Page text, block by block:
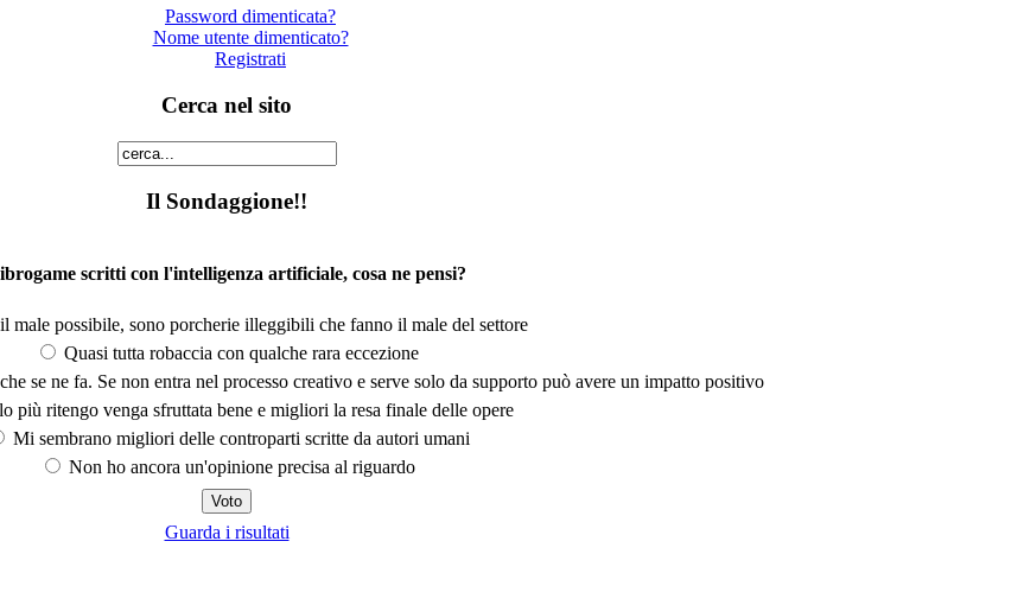
Password dimenticata?
Nome utente dimenticato?
Registrati
Cerca nel sito
Il Sondaggione!!
scritti con l'intelligenza artificiale, cosa ne pensi?
male possibile, sono porcherie illeggibili che fanno il male del settore
Quasi tutta robaccia con qualche rara eccezione
se ne fa. Se non entra nel processo creativo e serve solo da supporto può avere un impatto positivo
più ritengo venga sfruttata bene e migliori la resa finale delle opere
Mi sembrano migliori delle controparti scritte da autori umani
Non ho ancora un'opinione precisa al riguardo
Guarda i risultati